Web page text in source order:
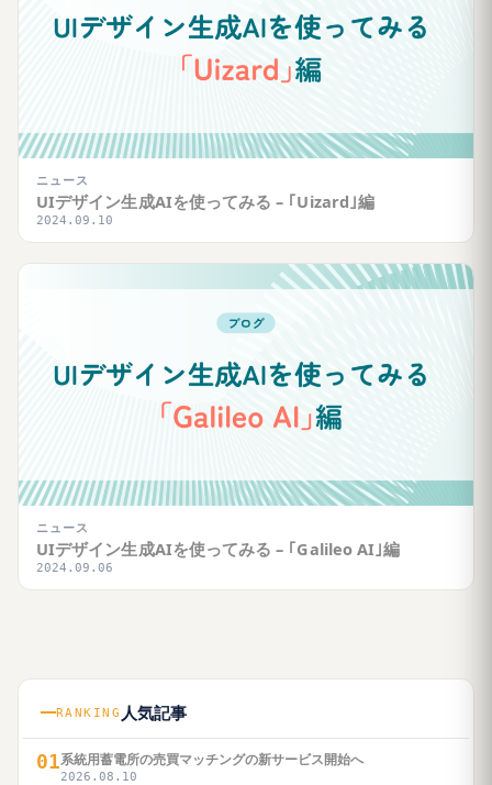
ニュース
UIデザイン生成AIを使ってみる – ｢Uizard｣編
2024.09.10
ニュース
UIデザイン生成AIを使ってみる – ｢Galileo AI｣編
2024.09.06
RANKING 人気記事
01系統用蓄電所の売買マッチングの新サービス開始へ
2026.08.10